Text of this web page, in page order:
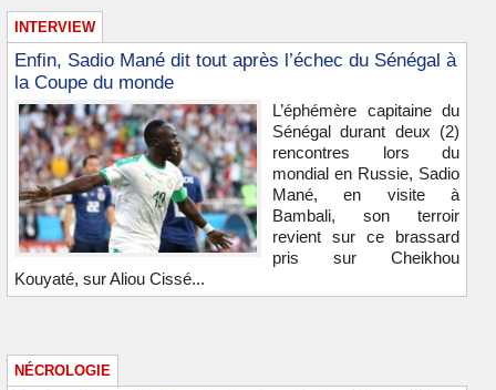
INTERVIEW
Enfin, Sadio Mané dit tout après l’échec du Sénégal à
la Coupe du monde
L’éphémère capitaine du
Sénégal durant deux (2)
rencontres lors du
mondial en Russie, Sadio
Mané, en visite à
Bambali, son terroir
revient sur ce brassard
pris sur Cheikhou
Kouyaté, sur Aliou Cissé...
NÉCROLOGIE